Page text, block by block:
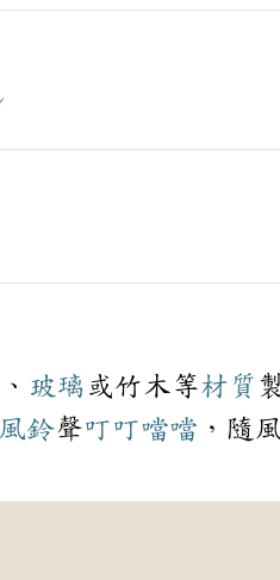
、 玻璃 或竹木等材質
風鈴聲叮叮噹噹 ，隨